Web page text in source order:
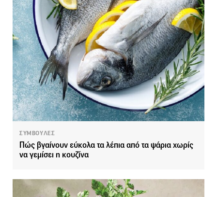
ΣΥΜΒΟΥΛΕΣ
Πώς βγαίνουν εύκολα τα λέπια από τα ψάρια χωρίς
να γεμίσει η κουζίνα